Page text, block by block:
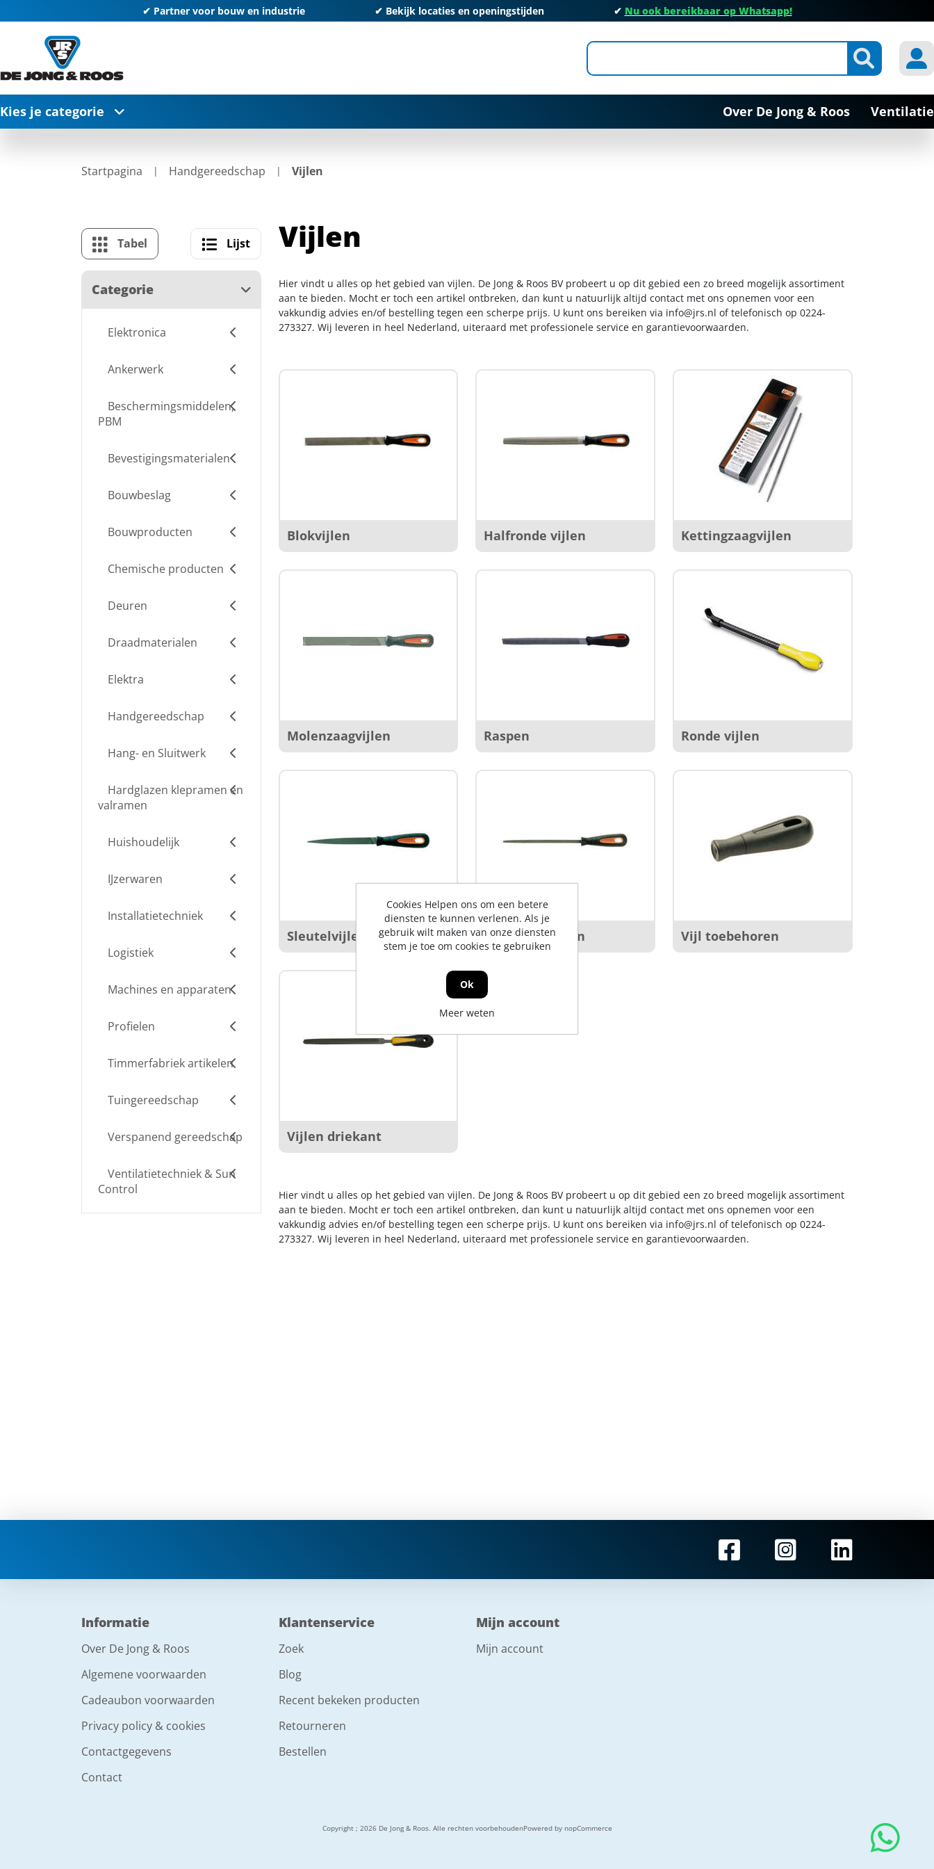
✔ Partner voor bouw en industrie ✔ Bekijk locaties en openingstijden ✔ Nu ook bereikbaar op Whatsapp!
Kies je categorie Over De Jong & Roos Ventilatie
Startpagina Handgereedschap Vijlen
Tabel Lijst
Categorie
Elektronica
Ankerwerk
Beschermingsmiddelen,
PBM
Bevestigingsmaterialen
Bouwbeslag
Bouwproducten
Chemische producten
Deuren
Draadmaterialen
Elektra
Handgereedschap
Hang- en Sluitwerk
Hardglazen klepramen en
valramen
Huishoudelijk
IJzerwaren
Installatietechniek
Logistiek
Machines en apparaten
Profielen
Timmerfabriek artikelen
Tuingereedschap
Verspanend gereedschap
Ventilatietechniek & Sun
Control
Vijlen
Hier vindt u alles op het gebied van vijlen. De Jong & Roos BV probeert u op dit gebied een zo breed mogelijk assortiment
aan te bieden. Mocht er toch een artikel ontbreken, dan kunt u natuurlijk altijd contact met ons opnemen voor een
vakkundig advies en/of bestelling tegen een scherpe prijs. U kunt ons bereiken via info@jrs.nl of telefonisch op 0224-
273327. Wij leveren in heel Nederland, uiteraard met professionele service en garantievoorwaarden.
Blokvijlen Halfronde vijlen Kettingzaagvijlen
Molenzaagvijlen Raspen Ronde vijlen
Sleutelvijlen Vierkante vijlen Vijl toebehoren
Vijlen driekant
Hier vindt u alles op het gebied van vijlen. De Jong & Roos BV probeert u op dit gebied een zo breed mogelijk assortiment
aan te bieden. Mocht er toch een artikel ontbreken, dan kunt u natuurlijk altijd contact met ons opnemen voor een
vakkundig advies en/of bestelling tegen een scherpe prijs. U kunt ons bereiken via info@jrs.nl of telefonisch op 0224-
273327. Wij leveren in heel Nederland, uiteraard met professionele service en garantievoorwaarden.
Informatie
Over De Jong & Roos
Algemene voorwaarden
Cadeaubon voorwaarden
Privacy policy & cookies
Contactgegevens
Contact
Klantenservice
Zoek
Blog
Recent bekeken producten
Retourneren
Bestellen
Mijn account
Mijn account
Copyright ; 2026 De Jong & Roos. Alle rechten voorbehoudenPowered by nopCommerce
Cookies Helpen ons om een betere
diensten te kunnen verlenen. Als je
gebruik wilt maken van onze diensten
stem je toe om cookies te gebruiken
Ok
Meer weten